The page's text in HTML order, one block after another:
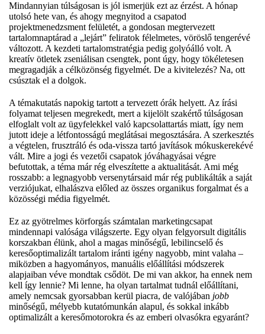
Mindannyian túlságosan is jól ismerjük ezt az érzést. A hónap
utolsó hete van, és ahogy megnyitod a csapatod
projektmenedzsment felületét, a gondosan megtervezett
tartalomnaptárad a „lejárt” feliratok félelmetes, vöröslő tengerévé
változott. A kezdeti tartalomstratégia pedig golyóálló volt. A
kreatív ötletek zseniálisan csengtek, pont úgy, hogy tökéletesen
megragadják a célközönség figyelmét. De a kivitelezés? Na, ott
csúsztak el a dolgok.
A témakutatás napokig tartott a tervezett órák helyett. Az írási
folyamat teljesen megrekedt, mert a kijelölt szakértő túlságosan
elfoglalt volt az ügyfelekkel való kapcsolattartás miatt, így nem
jutott ideje a létfontosságú meglátásai megosztására. A szerkesztés
a végtelen, frusztráló és oda-vissza tartó javítások mókuskerekévé
vált. Mire a jogi és vezetői csapatok jóváhagyásai végre
befutottak, a téma már rég elveszítette a aktualitását. Ami még
rosszabb: a legnagyobb versenytársaid már rég publikálták a saját
verziójukat, elhalászva előled az összes organikus forgalmat és a
közösségi média figyelmét.
Ez az gyötrelmes körforgás számtalan marketingcsapat
mindennapi valósága világszerte. Egy olyan felgyorsult digitális
korszakban élünk, ahol a magas minőségű, lebilincselő és
keresőoptimalizált tartalom iránti igény nagyobb, mint valaha –
miközben a hagyományos, manuális előállítási módszerek
alapjaiban véve mondtak csődöt. De mi van akkor, ha ennek nem
kell így lennie? Mi lenne, ha olyan tartalmat tudnál előállítani,
amely nemcsak gyorsabban kerül piacra, de valójában jobb
minőségű, mélyebb kutatómunkán alapul, és sokkal inkább
optimalizált a keresőmotorokra és az emberi olvasókra egyaránt?